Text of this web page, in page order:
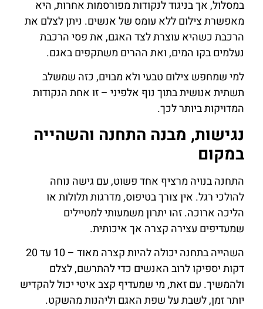
במסלול, אך בניגוד לנקודות מפורסמות אחרות, היא
מאפשרת צילום ללא עומס של אנשים. ניתן לצלם את
הרכבת כשהיא עוצרת לצד האגם, את פסי הרכבת
נעלמים בקו המים, ואת ההרים משתקפים באגם.
למי שמחפש צילום טבעי ולא מבוים, כזה שמשלב
תשתית אנושית בתוך נוף אלפיני – זו אחת הנקודות
המדויקות ביותר לכך.
נגישות, מבנה התחנה והשהייה
במקום
התחנה בנויה מרציף אחד פשוט, עם גישה נוחה
להולכי רגל. אין צורך בטיפוס, מדרגות תלולות או
הליכה ארוכה. זהו יתרון משמעותי למטיילים
שמעדיפים עצירה קצרה אך איכותית.
השהייה בתחנה יכולה להיות קצרה מאוד – 10 עד 20
דקות יספיקו לרוב האנשים כדי להתרשם, לצלם
ולהמשיך. עם זאת, מי שמעדיף קצב איטי יכול להקדיש
יותר זמן, לשבת על שפת האגם וליהנות מהשקט.